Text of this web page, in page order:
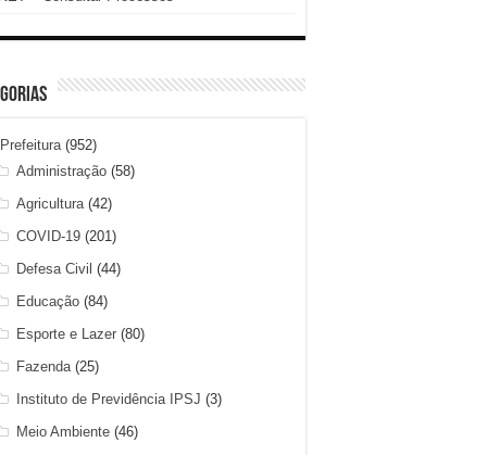
Prefeitura(952)
Administração(58)
Agricultura(42)
COVID-19(201)
Defesa Civil (44)
Educação(84)
Esporte e Lazer(80)
Fazenda(25)
Instituto de Previdência IPSJ (3)
Meio Ambiente(46)